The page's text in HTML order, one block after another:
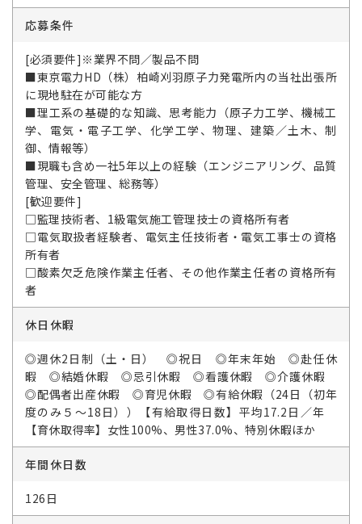
応募条件
[必須要件]※業界不問／製品不問
■東京電力HD（株）柏崎刈羽原子力発電所内の当社出張所
に現地駐在が可能な方
■理工系の基礎的な知識、思考能力（原子力工学、機械工
学、電気・電子工学、化学工学、物理、建築／土木、制
御、情報等）
■現職も含め一社5年以上の経験（エンジニアリング、品質
管理、安全管理、総務等）
[歓迎要件]
□監理技術者、1級電気施工管理技士の資格所有者
□電気取扱者経験者、電気主任技術者・電気工事士の資格
所有者
□酸素欠乏危険作業主任者、その他作業主任者の資格所有
者
休日休暇
◎週休2日制（土・日） ◎祝日 ◎年末年始 ◎赴任休
暇 ◎結婚休暇 ◎忌引休暇 ◎看護休暇 ◎介護休暇
◎配偶者出産休暇 ◎育児休暇 ◎有給休暇（24日（初年
度のみ５～18日））【有給取得日数】平均17.2日／年
【育休取得率】女性100%、男性37.0%、特別休暇ほか
年間休日数
126日